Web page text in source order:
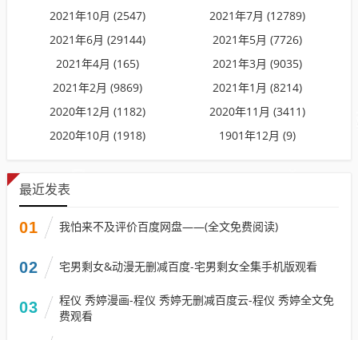
2021年10月 (2547)
2021年7月 (12789)
2021年6月 (29144)
2021年5月 (7726)
2021年4月 (165)
2021年3月 (9035)
2021年2月 (9869)
2021年1月 (8214)
2020年12月 (1182)
2020年11月 (3411)
2020年10月 (1918)
1901年12月 (9)
最近发表
01 我怕来不及评价百度网盘——(全文免费阅读)
02 宅男剩女&动漫无删减百度-宅男剩女全集手机版观看
03
程仪 秀婷漫画-程仪 秀婷无删减百度云-程仪 秀婷全文免
费观看